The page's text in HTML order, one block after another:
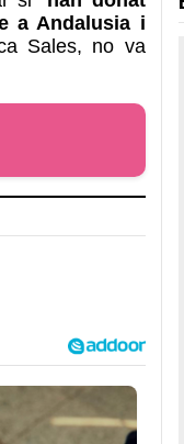
a Andalusia i
Sales, no va